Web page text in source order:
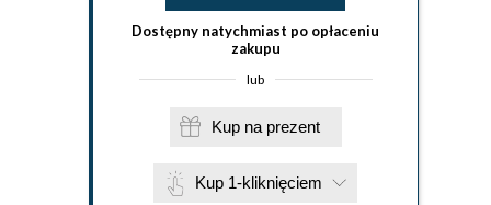
Dostępny natychmiast po opłaceniu
zakupu
lub
Kup na prezent
Kup 1-kliknięciem